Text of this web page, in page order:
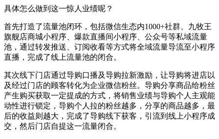
具体怎么做到这一惊人业绩呢？
首先打造了流量池闭环，包括微信生态内1000+社群、九牧王
旗舰店商城小程序、爆款直播间小程序、公众号等私域流量
池，通过转发推送、订阅收看等方式将全域流量导流至小程序
直播，完成了线上流量池的闭合。
其次线下门店通过导购口播及导购拉新激励，让导购将进店以
及经过门店的顾客转化为企业微信粉丝。导购分享商品给粉丝
产生购买获取一定提成的方式，将销售业绩与导购个人主观能
动性进行锁定，导购个人拉的粉丝越多，分享的商品越多，最
后的收益则越大，完成了导购线下获客，引流到线上小程序成
交，然后门店自提这一流量闭合。